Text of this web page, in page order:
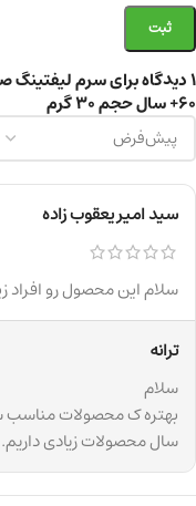
1 دیدگاه برای سرم لیفتینگ
60+ سال حجم 30 گرم
سید امیر یعقوب زاده
سلام این محصول رو افراد زیر 35 سال هم میتونن استفاده
ترانه
سلام
سال محصولات زیادی داریم.